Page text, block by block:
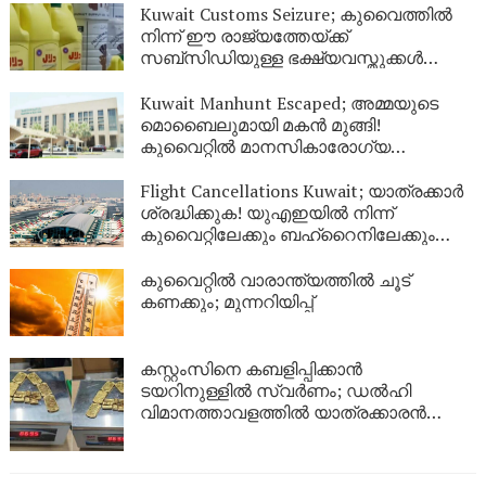
Kuwait Customs Seizure; കുവൈത്തിൽ
നിന്ന് ഈ രാജ്യത്തേയ്ക്ക്
സബ്സിഡിയുള്ള ഭക്ഷ്യവസ്തുക്കൾ
Kuwait Manhunt Escaped; അമ്മയുടെ
മൊബൈലുമായി മകൻ മുങ്ങി!
കുവൈറ്റിൽ മാനസികാരോഗ്യ
യുവാവിനായി പോലീസ് തിരച്ചിൽ
Flight Cancellations Kuwait; യാത്രക്കാർ
ശ്രദ്ധിക്കുക! യുഎഇയിൽ നിന്ന്
കുവൈറ്റിലേക്കും ബഹ്‌റൈനിലേക്കും
ഇങ്ങനെ
കുവൈറ്റിൽ വാരാന്ത്യത്തിൽ ചൂട്
കണക്കും; മുന്നറിയിപ്പ്
കസ്റ്റംസിനെ കബളിപ്പിക്കാൻ
ടയറിനുള്ളിൽ സ്വർണം; ഡൽഹി
വിമാനത്താവളത്തിൽ യാത്രക്കാരൻ